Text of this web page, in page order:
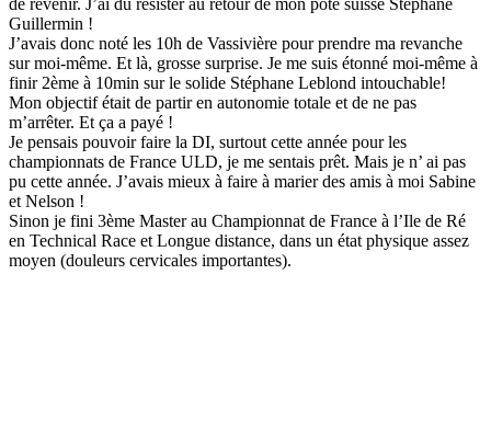
de revenir. J’ai du résister au retour de mon pote suisse Stéphane
Guillermin !
J’avais donc noté les 10h de Vassivière pour prendre ma revanche
sur moi-même. Et là, grosse surprise. Je me suis étonné moi-même à
finir 2ème à 10min sur le solide Stéphane Leblond intouchable!
Mon objectif était de partir en autonomie totale et de ne pas
m’arrêter. Et ça a payé !
Je pensais pouvoir faire la DI, surtout cette année pour les
championnats de France ULD, je me sentais prêt. Mais je n’ ai pas
pu cette année. J’avais mieux à faire à marier des amis à moi Sabine
et Nelson !
Sinon je fini 3ème Master au Championnat de France à l’Ile de Ré
en Technical Race et Longue distance, dans un état physique assez
moyen (douleurs cervicales importantes).